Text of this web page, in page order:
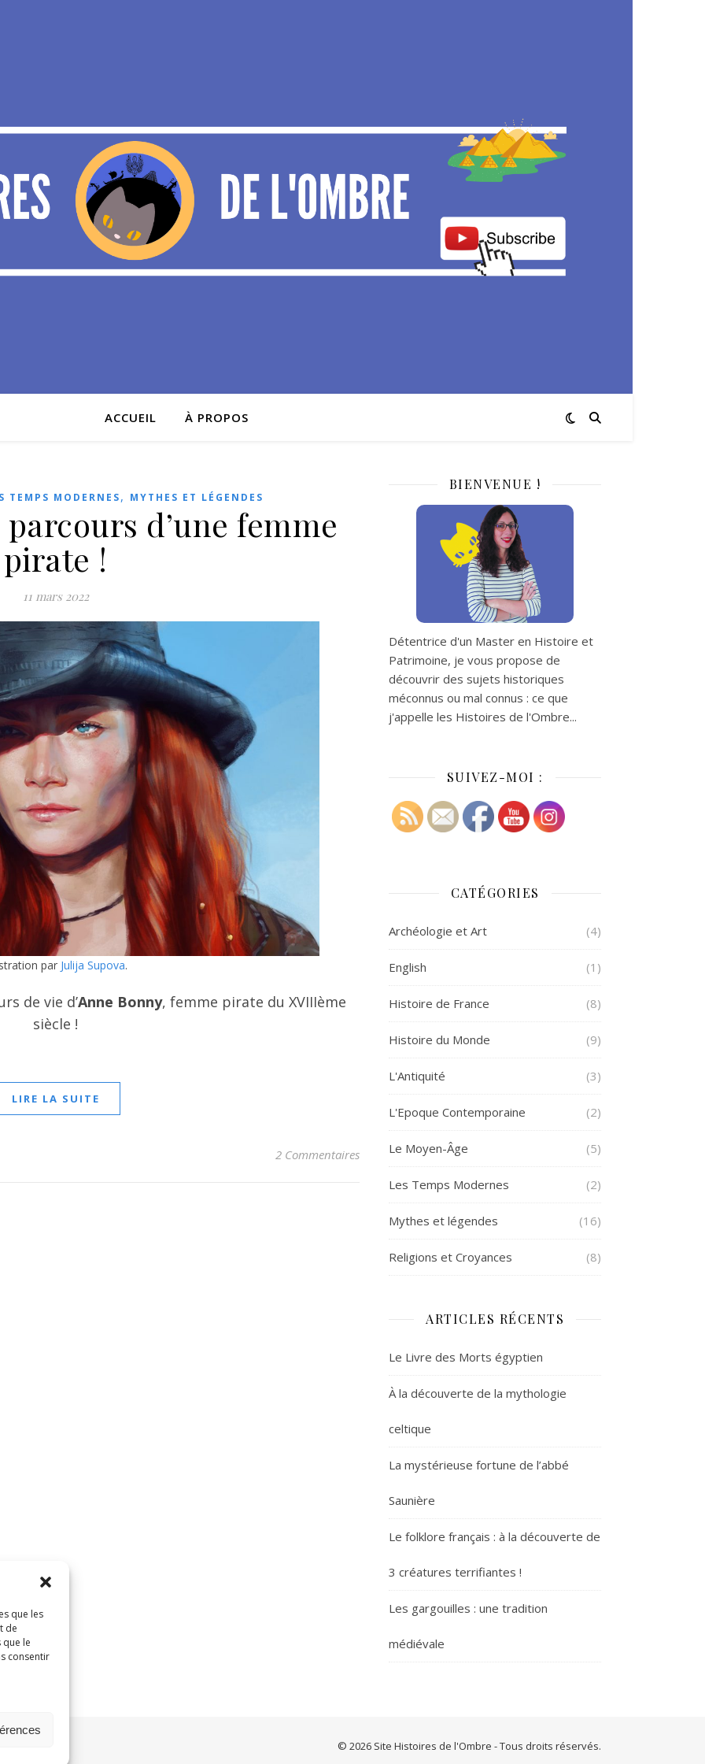
que les
de
le
consentir
ACCUEIL À PROPOS
TEMPS MODERNES, MYTHES ET LÉGENDES
d’une femme
pirate !
11 mars 2022
par Julija Supova.
de vie d’Anne Bonny, femme pirate du XVIIIème
siècle !
LIRE LA SUITE
2 Commentaires
BIENVENUE !
Détentrice d'un Master en Histoire et
Patrimoine, je vous propose de
découvrir des sujets historiques
méconnus ou mal connus : ce que
j'appelle les Histoires de l'Ombre...
SUIVEZ-MOI :
CATÉGORIES
Archéologie et Art (4)
English (1)
Histoire de France (8)
Histoire du Monde (9)
L'Antiquité (3)
L'Epoque Contemporaine (2)
Le Moyen-Âge (5)
Les Temps Modernes (2)
Mythes et légendes (16)
Religions et Croyances (8)
ARTICLES RÉCENTS
Le Livre des Morts égyptien
À la découverte de la mythologie
celtique
La mystérieuse fortune de l’abbé
Saunière
Le folklore français : à la découverte de
3 créatures terrifiantes !
Les gargouilles : une tradition
médiévale
© 2026 Site Histoires de l'Ombre - Tous droits réservés.